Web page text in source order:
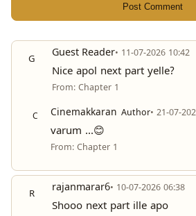
Post Comment
G Guest Reader• 11-07-2026 10:42
Nice apol next part yelle?
From: Chapter 1
C Cinemakkaran Author• 21-07-
varum ...😊
From: Chapter 1
R rajanmarar6• 10-07-2026 06:38
Shooo next part ille apo